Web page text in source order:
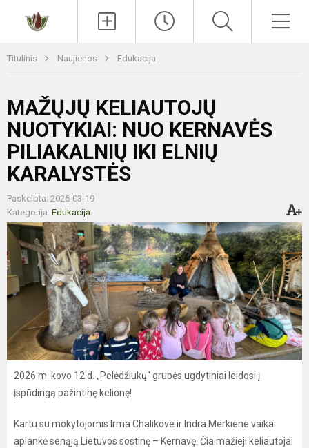
Titulinis Naujienos Edukacija
MAŽŲJŲ KELIAUTOJŲ
NUOTYKIAI: NUO KERNAVĖS
PILIAKALNIŲ IKI ELNIŲ
KARALYSTĖS
Paskelbta: 2026-03-19
Kategorija: Edukacija
2026 m. kovo 12 d. „Pelėdžiukų“ grupės ugdytiniai leidosi į
įspūdingą pažintinę kelionę!
Kartu su mokytojomis Irma Chalikove ir Indra Merkiene vaikai
aplankė senąją Lietuvos sostinę – Kernavę. Čia mažieji keliautojai